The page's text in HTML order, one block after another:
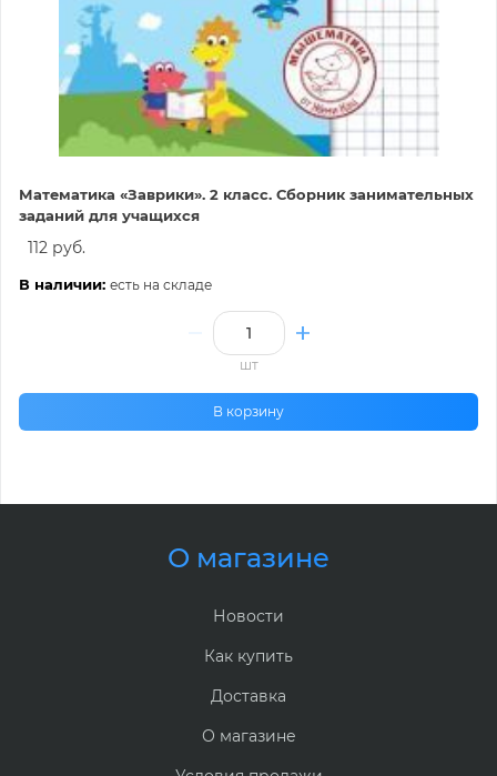
Математика «Заврики». 2 класс. Сборник занимательных
заданий для учащихся
112 руб.
В наличии: есть на складе
шт
В корзину
О магазине
Новости
Как купить
Доставка
О магазине